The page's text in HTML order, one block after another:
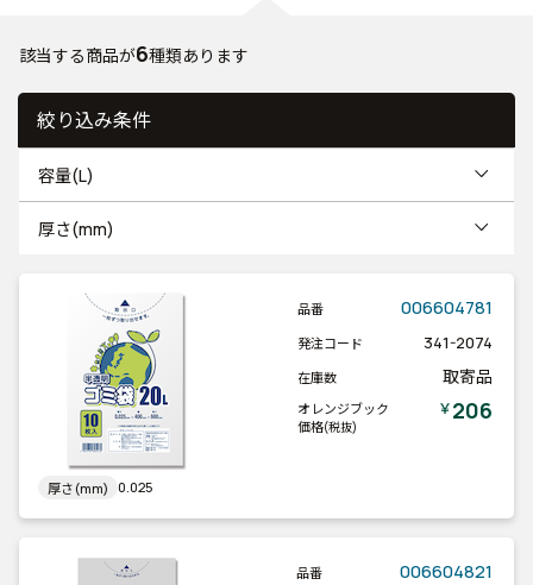
該当する商品が6種類あります
絞り込み条件
容量(L)
厚さ(mm)
品番 006604781
発注コード 341-2074
在庫数 取寄品
オレンジブック
価格(税抜)
￥206
厚さ(mm) 0.025
品番 006604821